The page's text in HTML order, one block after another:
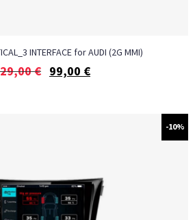
INTERFACE for AUDI (2G MMI)
€ 99,00 €
-10%